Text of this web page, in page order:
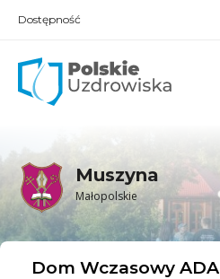
Dostępność
Muszyna
Małopolskie
Dom Wczasowy ADA